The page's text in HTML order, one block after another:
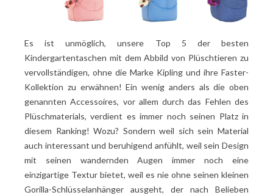
Es ist unmöglich, unsere Top 5 der besten
Kindergartentaschen mit dem Abbild von Plüschtieren zu
vervollständigen, ohne die Marke Kipling und ihre Faster-
Kollektion zu erwähnen! Ein wenig anders als die oben
genannten Accessoires, vor allem durch das Fehlen des
Plüschmaterials, verdient es immer noch seinen Platz in
diesem Ranking! Wozu? Sondern weil sich sein Material
auch interessant und beruhigend anfühlt, weil sein Design
mit seinen wandernden Augen immer noch eine
einzigartige Textur bietet, weil es nie ohne seinen kleinen
Gorilla-Schlüsselanhänger ausgeht, der nach Belieben